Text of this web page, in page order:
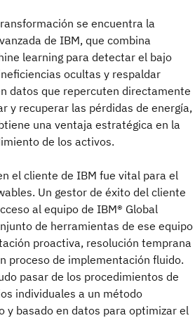
se encuentra la
de IBM, que combina
learning para detectar el bajo
ocultas y respaldar
datos que repercuten directamente
y recuperar las pérdidas de energía,
una ventaja estratégica en la
de los activos.
el cliente de IBM fue vital para el
Un gestor de éxito del cliente
al equipo de IBM® Global
de herramientas de ese equipo
proactiva, resolución temprana
proceso de implementación fluido.
pasar de los procedimientos de
individuales a un método
y basado en datos para optimizar el